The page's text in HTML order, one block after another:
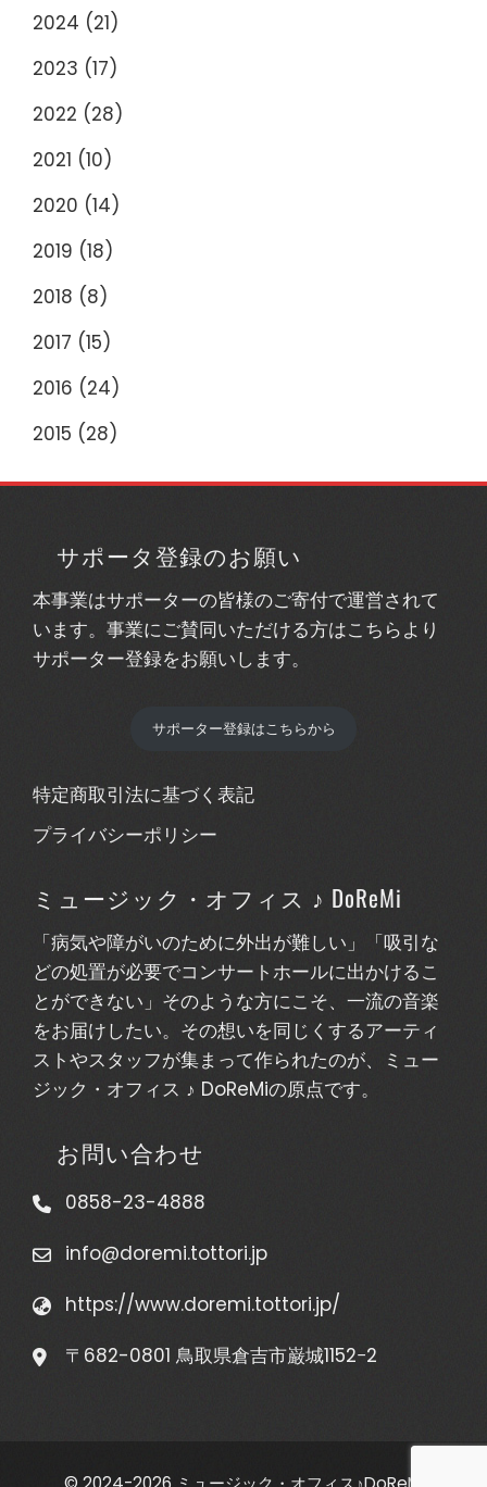
2024 (21)
2023 (17)
2022 (28)
2021 (10)
2020 (14)
2019 (18)
2018 (8)
2017 (15)
2016 (24)
2015 (28)
サポータ登録のお願い
本事業はサポーターの皆様のご寄付で運営されて
います。事業にご賛同いただける方はこちらより
サポーター登録をお願いします。
サポーター登録はこちらから
特定商取引法に基づく表記
プライバシーポリシー
ミュージック・オフィス ♪ DoReMi
「病気や障がいのために外出が難しい」「吸引な
どの処置が必要でコンサートホールに出かけるこ
とができない」そのような方にこそ、一流の音楽
をお届けしたい。その想いを同じくするアーティ
ストやスタッフが集まって作られたのが、ミュー
ジック・オフィス ♪ DoReMiの原点です。
お問い合わせ
0858-23-4888
info@doremi.tottori.jp
https://www.doremi.tottori.jp/
〒682-0801 鳥取県倉吉市巌城1152−2